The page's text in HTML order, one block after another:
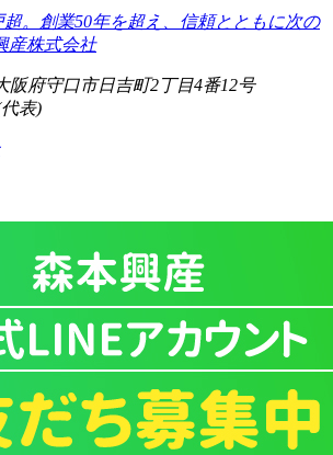
阪府守口市日吉町2丁目4番12号
表)